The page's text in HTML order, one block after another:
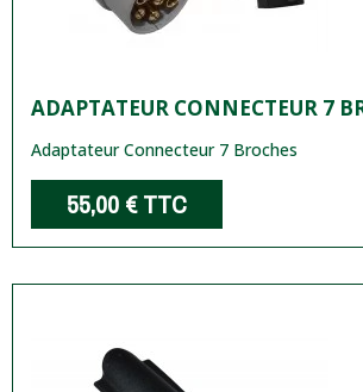
ADAPTATEUR CONNECTEUR 7
Adaptateur Connecteur 7 Broches
55,00 €TTC